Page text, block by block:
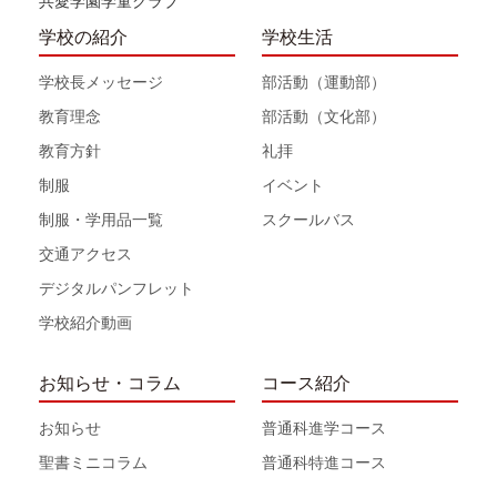
学校の紹介
学校長メッセージ
教育理念
教育方針
制服
制服・学用品一覧
交通アクセス
デジタルパンフレット
学校紹介動画
学校生活
部活動（運動部）
部活動（文化部）
礼拝
イベント
スクールバス
お知らせ・コラム
お知らせ
聖書ミニコラム
コース紹介
普通科進学コース
普通科特進コース